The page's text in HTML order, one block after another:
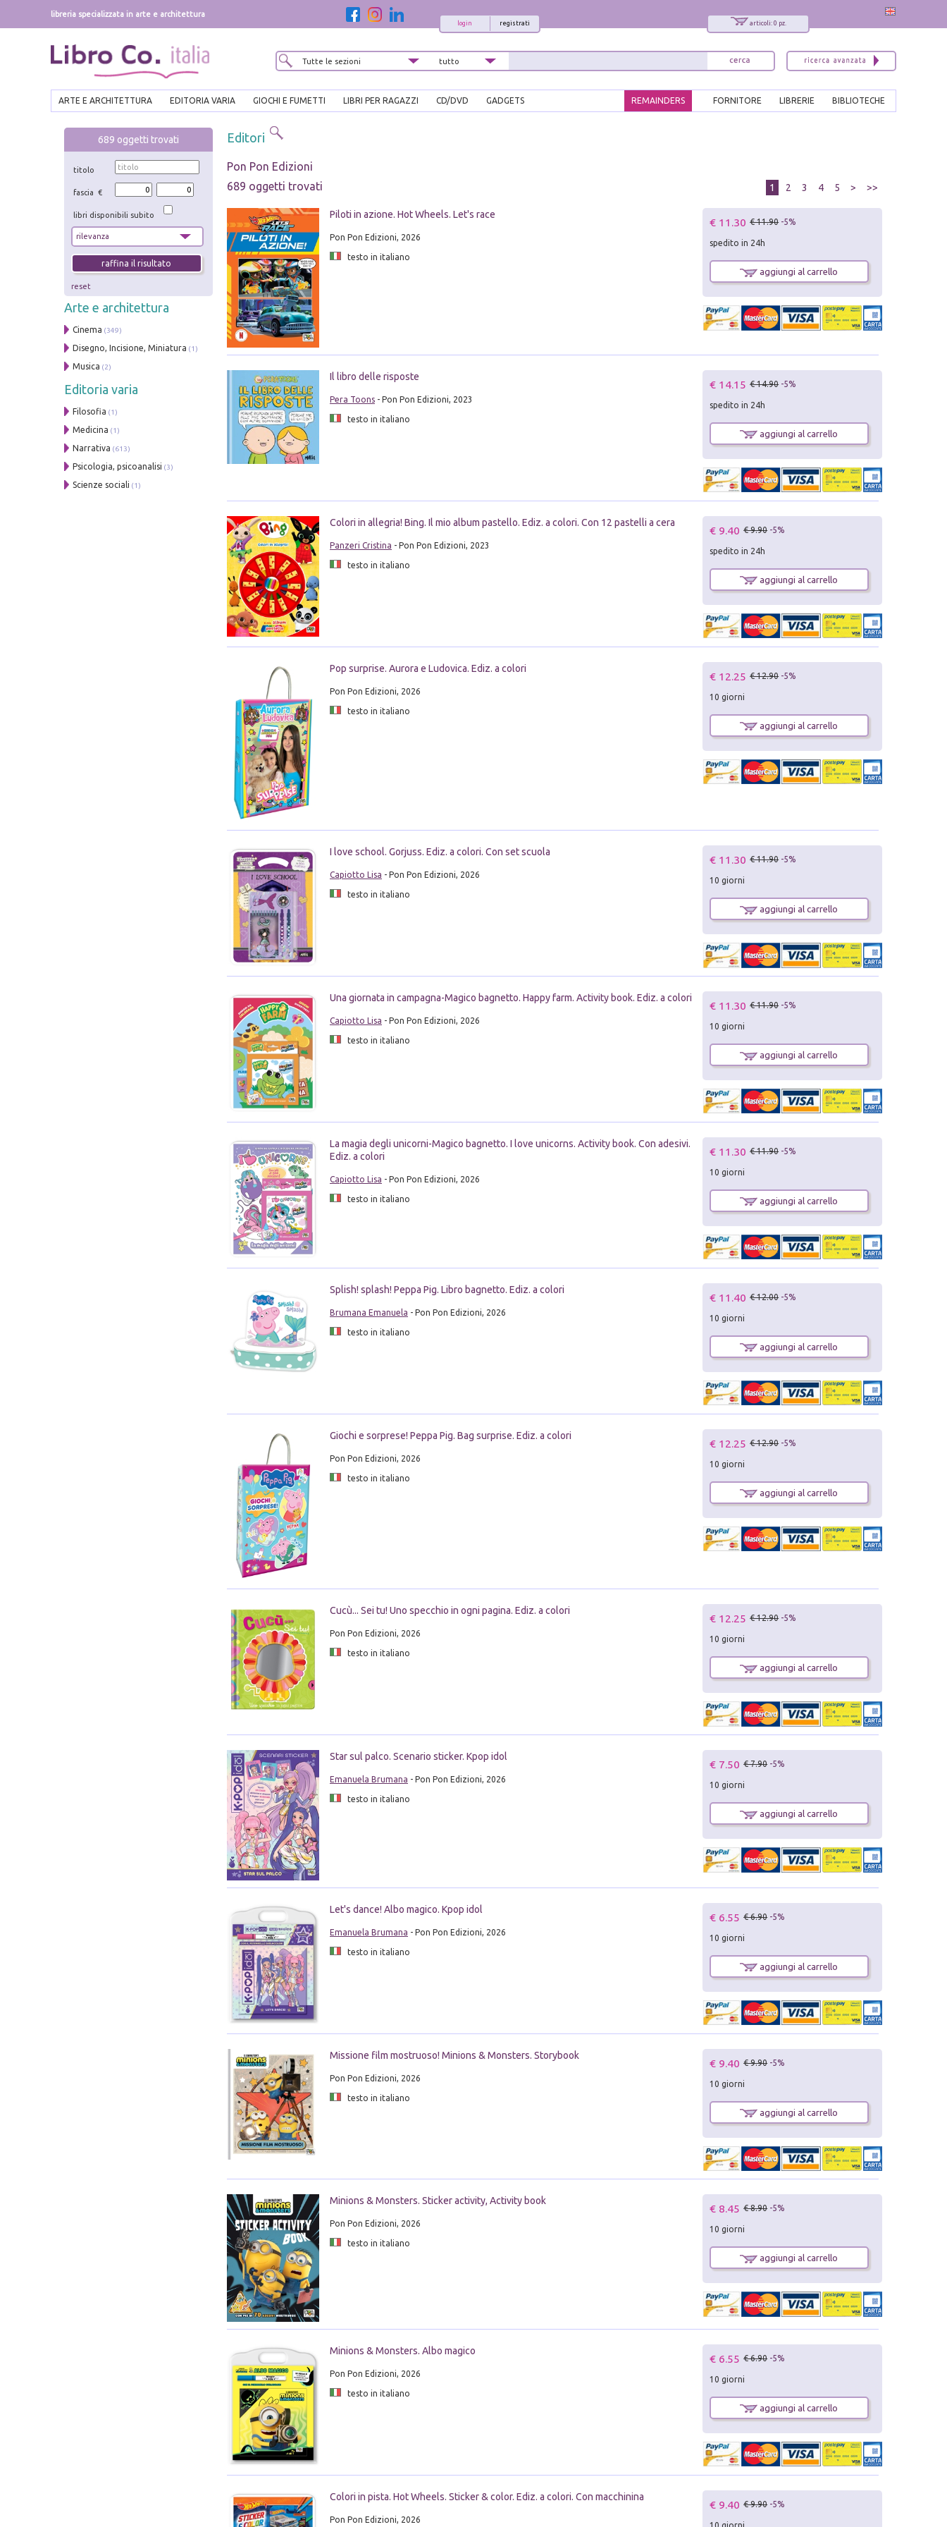
libreria specializzata in arte e architettura
articoli: 0 pz.
registrati
login
ARTE E ARCHITETTURA EDITORIA VARIA GIOCHI E FUMETTI LIBRI PER RAGAZZI CD/DVD GADGETS BIBLIOTECHE
LIBRERIE
FORNITORE
REMAINDERS
689 oggetti trovati
titolo
fascia €
libri disponibili subito
reset
Arte e architettura
Cinema (349)
Disegno, Incisione, Miniatura (1)
Musica (2)
Editoria varia
Filosofia (1)
Medicina (1)
Narrativa (613)
Psicologia, psicoanalisi (3)
Scienze sociali (1)
Editori
Pon Pon Edizioni
689 oggetti trovati
1 2 3 4 5 > >>
Piloti in azione. Hot Wheels. Let's race
Pon Pon Edizioni, 2026
testo in italiano
€ 11.30 € 11.90 -5%
spedito in 24h
aggiungi al carrello
Il libro delle risposte
Pera Toons- Pon Pon Edizioni, 2023
testo in italiano
€ 14.15 € 14.90 -5%
spedito in 24h
aggiungi al carrello
Colori in allegria! Bing. Il mio album pastello. Ediz. a colori. Con 12 pastelli a cera
Panzeri Cristina - Pon Pon Edizioni, 2023
testo in italiano
€ 9.40 € 9.90 -5%
spedito in 24h
aggiungi al carrello
Pop surprise. Aurora e Ludovica. Ediz. a colori
Pon Pon Edizioni, 2026
testo in italiano
€ 12.25 € 12.90 -5%
10 giorni
aggiungi al carrello
I love school. Gorjuss. Ediz. a colori. Con set scuola
Capiotto Lisa - Pon Pon Edizioni, 2026
testo in italiano
€ 11.30 € 11.90 -5%
10 giorni
aggiungi al carrello
Una giornata in campagna-Magico bagnetto. Happy farm. Activity book. Ediz. a colori
Capiotto Lisa - Pon Pon Edizioni, 2026
testo in italiano
€ 11.30 € 11.90 -5%
10 giorni
aggiungi al carrello
La magia degli unicorni-Magico bagnetto. I love unicorns. Activity book. Con adesivi.
Ediz. a colori
Capiotto Lisa - Pon Pon Edizioni, 2026
testo in italiano
€ 11.30 € 11.90 -5%
10 giorni
aggiungi al carrello
Splish! splash! Peppa Pig. Libro bagnetto. Ediz. a colori
Brumana Emanuela - Pon Pon Edizioni, 2026
testo in italiano
€ 11.40 € 12.00 -5%
10 giorni
aggiungi al carrello
Giochi e sorprese! Peppa Pig. Bag surprise. Ediz. a colori
Pon Pon Edizioni, 2026
testo in italiano
€ 12.25 € 12.90 -5%
10 giorni
aggiungi al carrello
Cucù... Sei tu! Uno specchio in ogni pagina. Ediz. a colori
Pon Pon Edizioni, 2026
testo in italiano
€ 12.25 € 12.90 -5%
10 giorni
aggiungi al carrello
Star sul palco. Scenario sticker. Kpop idol
Emanuela Brumana - Pon Pon Edizioni, 2026
testo in italiano
€ 7.50 € 7.90 -5%
10 giorni
aggiungi al carrello
Let's dance! Albo magico. Kpop idol
Emanuela Brumana - Pon Pon Edizioni, 2026
testo in italiano
€ 6.55 € 6.90 -5%
10 giorni
aggiungi al carrello
Missione film mostruoso! Minions & Monsters. Storybook
Pon Pon Edizioni, 2026
testo in italiano
€ 9.40 € 9.90 -5%
10 giorni
aggiungi al carrello
Minions & Monsters. Sticker activity, Activity book
Pon Pon Edizioni, 2026
testo in italiano
€ 8.45 € 8.90 -5%
10 giorni
aggiungi al carrello
Minions & Monsters. Albo magico
Pon Pon Edizioni, 2026
testo in italiano
€ 6.55 € 6.90 -5%
10 giorni
aggiungi al carrello
Colori in pista. Hot Wheels. Sticker & color. Ediz. a colori. Con macchinina
Pon Pon Edizioni, 2026
€ 9.40 € 9.90 -5%
10 giorni